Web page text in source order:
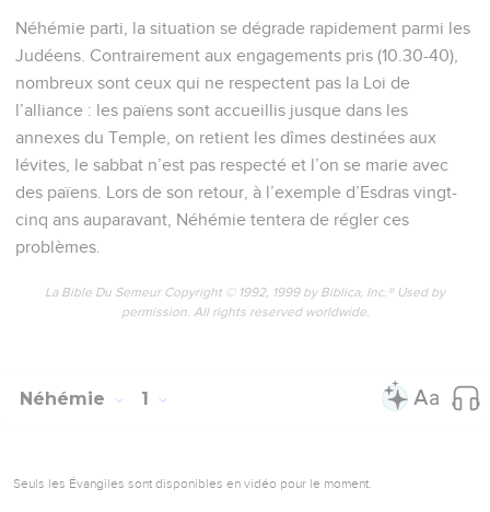
Néhémie parti, la situation se dégrade rapidement parmi les
Judéens. Contrairement aux engagements pris (10.30-40),
nombreux sont ceux qui ne respectent pas la Loi de
l’alliance : les païens sont accueillis jusque dans les
annexes du Temple, on retient les dîmes destinées aux
lévites, le sabbat n’est pas respecté et l’on se marie avec
des païens. Lors de son retour, à l’exemple d’Esdras vingt-
cinq ans auparavant, Néhémie tentera de régler ces
problèmes.
La Bible Du Semeur Copyright © 1992, 1999 by Biblica, Inc.® Used by
permission. All rights reserved worldwide.
Néhémie 1
Seuls les Évangiles sont disponibles en vidéo pour le moment.